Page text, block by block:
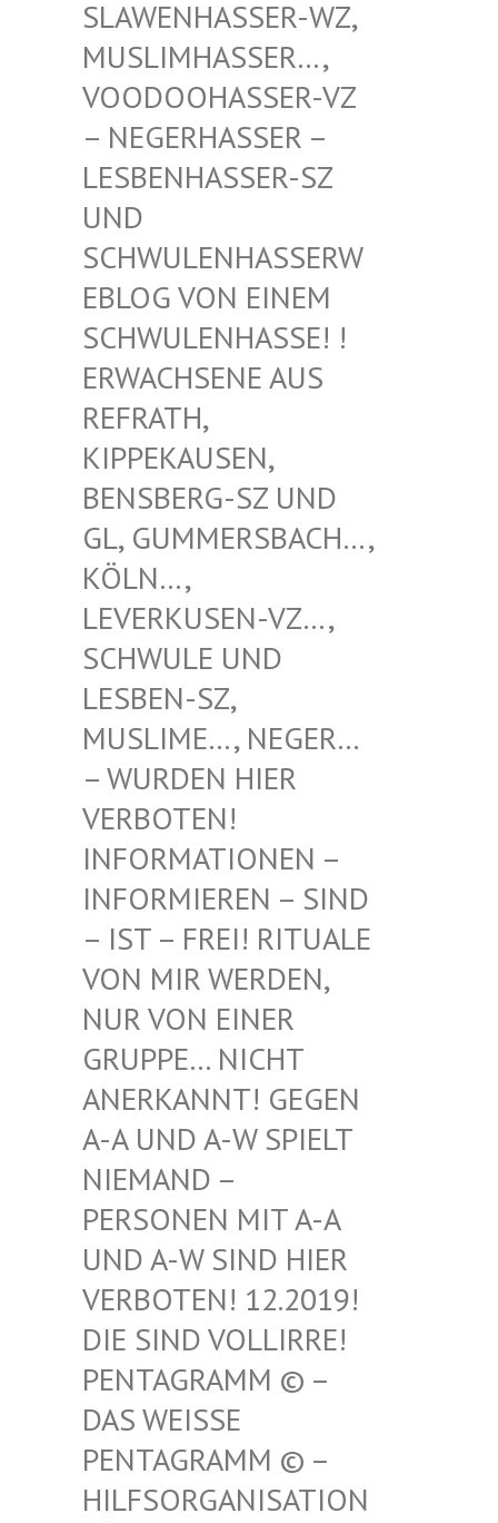
WENHASSER-WZ, MUS
LIMHASSER…, VOO
DOOHASSER-VZ – N
EGERHASSER – LES
BENHASSER-SZ UND
SCH
WULENHASSERWEBL
OG VON EINEM SCH
WULENHASSE! ! ERW
ACHSENE AUS REF
RATH, KIP
PEKAUSEN, BEN
SBERG-SZ UND GL,
GUMMERSBACH…, KÖL
N…, LEV
ERKUSEN-VZ…, SCH
WULE UND LES
BEN-SZ, MUS
LIME…, NEGER… – W
URDEN HIER VER
BOTEN! INF
ORMATIONEN – INF
ORMIEREN – SIND – I
ST – FREI! RITUALE VON
MIR WERDEN, NUR
VON EINER GRU
PPE… NICHT ANE
RKANNT! GEGEN A-A
UND A-W SPIELT NIE
MAND – PER
SONEN MIT A-A UND
A-W SIND HIER VER
BOTEN! 12.2019! DIE
SIND VOLLIRRE! PEN
TAGRAMM © – DAS
WEISSE PENT
AGRAMM © – HILF
SORGANISATION FÜR